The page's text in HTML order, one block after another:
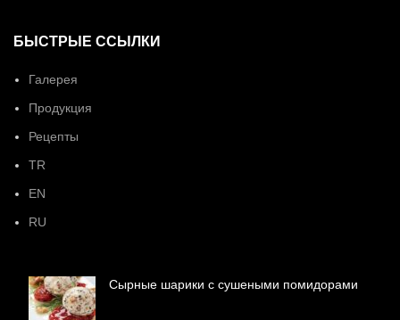
БЫСТРЫЕ ССЫЛКИ
Галерея
Продукция
Рецепты
TR
EN
RU
Сырные шарики с сушеными помидорами